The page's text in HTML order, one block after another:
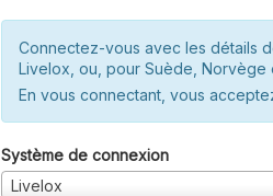
Connectez-vous avec les détails
Livelox, ou, pour Suède, Norvège
En vous connectant, vous
Système de connexion
Livelox